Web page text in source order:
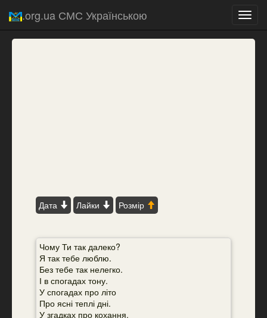
.org.ua СМС Українською
Дата Лайки Розмір
Чому Ти так далеко?
Я так тебе люблю.
Без тебе так нелегко.
І в спогадах тону.
У спогадах про літо
Про ясні теплі дні.
У згадках про кохання.